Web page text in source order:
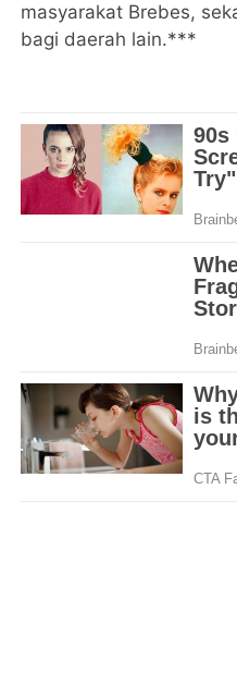
masyarakat Brebes,
bagi daerah lain.***